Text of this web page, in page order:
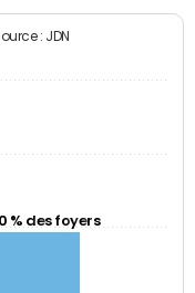
: JDN
% des foyers